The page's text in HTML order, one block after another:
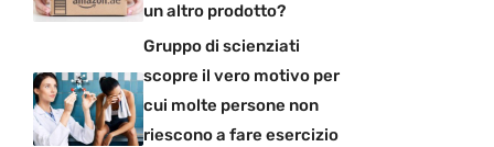
un altro prodotto?
Gruppo di scienziati
scopre il vero motivo per
cui molte persone non
riescono a fare esercizio